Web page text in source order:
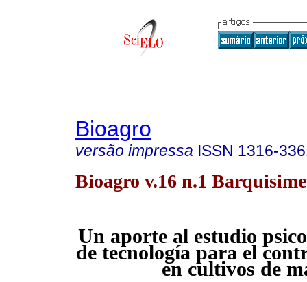
Bioagro
versão impressa ISSN 1316-
Bioagro v.16 n.1
Un aporte al estudio
de tecnología para el
en cultivos de